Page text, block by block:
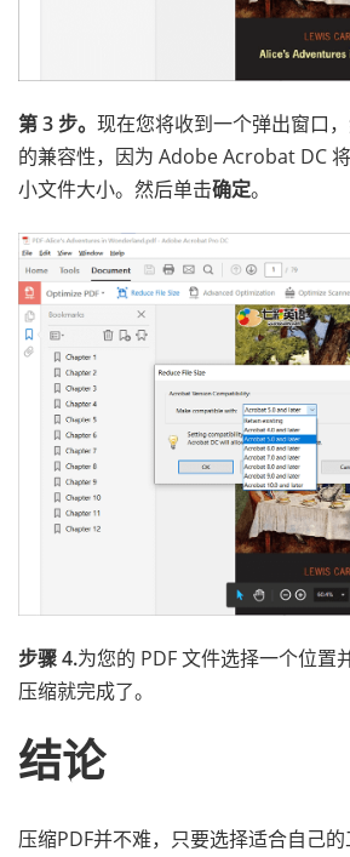
第 3 步。 现在您将收到一个弹出窗口
的兼容性，因为 Adobe Acrobat DC
小文件大小。然后单击确定。
步骤 4.为您的 PDF 文件选择一个位置
压缩就完成了。
结论
压缩PDF并不难，只要选择适合自己